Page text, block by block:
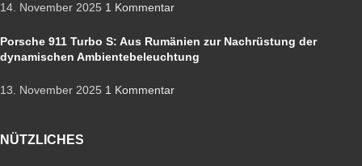
14. November 2025 1 Kommentar
Porsche 911 Turbo S: Aus Rumänien zur Nachrüstung der
dynamischen Ambientebeleuchtung
13. November 2025 1 Kommentar
NÜTZLICHES